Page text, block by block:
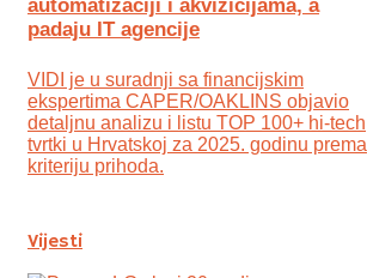
automatizaciji i akvizicijama, a
padaju IT agencije
VIDI je u suradnji sa financijskim
ekspertima CAPER/OAKLINS objavio
detaljnu analizu i listu TOP 100+ hi-tech
tvrtki u Hrvatskoj za 2025. godinu prema
kriteriju prihoda.
Vijesti